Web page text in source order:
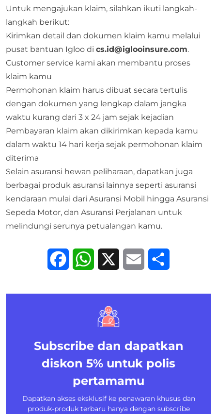
Untuk mengajukan klaim, silahkan ikuti langkah-
langkah berikut:
Kirimkan detail dan dokumen klaim kamu melalui
pusat bantuan Igloo di cs.id@iglooinsure.com.
Customer service kami akan membantu proses
klaim kamu
Permohonan klaim harus dibuat secara tertulis
dengan dokumen yang lengkap dalam jangka
waktu kurang dari 3 x 24 jam sejak kejadian
Pembayaran klaim akan dikirimkan kepada kamu
dalam waktu 14 hari kerja sejak permohonan klaim
diterima
Selain asuransi hewan peliharaan, dapatkan juga
berbagai produk asuransi lainnya seperti asuransi
kendaraan mulai dari Asuransi Mobil hingga Asuransi
Sepeda Motor, dan Asuransi Perjalanan untuk
melindungi serunya petualangan kamu.
FacebookWhatsApp Email
Subscribe dan dapatkan
diskon 5% untuk polis
pertamamu
Dapatkan akses eksklusif ke penawaran khusus dan
produk-produk terbaru hanya dengan subscribe